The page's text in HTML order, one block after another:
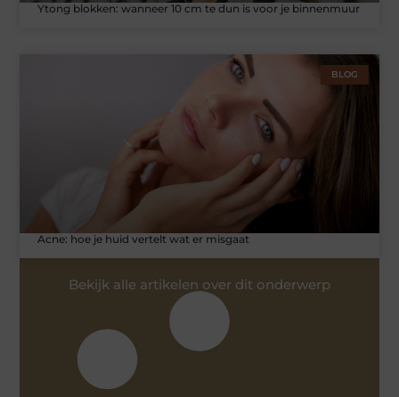
Ytong blokken: wanneer 10 cm te dun is voor je binnenmuur
BLOG
Acne: hoe je huid vertelt wat er misgaat
Bekijk alle artikelen over dit onderwerp